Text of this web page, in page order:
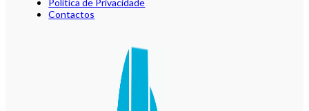
Política de Privacidade
Contactos